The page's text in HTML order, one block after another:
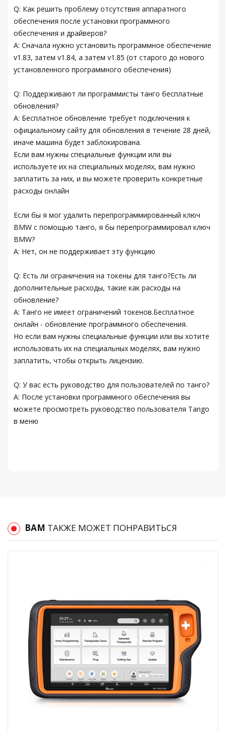
Q: Как решить проблему отсутствия аппаратного
обеспечения после установки программного
обеспечения и драйверов?
A: Сначала нужно установить программное обеспечение
v1.83, затем v1.84, а затем v1.85 (от старого до нового
установленного программного обеспечения)
Q: Поддерживают ли программисты танго бесплатные
обновления?
A: Бесплатное обновление требует подключения к
официальному сайту для обновления в течение 28 дней,
иначе машина будет заблокирована.
Если вам нужны специальные функции или вы
используете их на специальных моделях, вам нужно
заплатить за них, и вы можете проверить конкретные
расходы онлайн
Если бы я мог удалить перепрограммированный ключ
BMW с помощью танго, я бы перепрограммировал ключ
BMW?
А: Нет, он не поддерживает эту функцию
Q: Есть ли ограничения на токены для танго?Есть ли
дополнительные расходы, такие как расходы на
обновление?
A: Танго не имеет ограничений токенов.Бесплатное
онлайн - обновление программного обеспечения.
Но если вам нужны специальные функции или вы хотите
использовать их на специальных моделях, вам нужно
заплатить, чтобы открыть лицензию.
Q: У вас есть руководство для пользователей по танго?
A: После установки программного обеспечения вы
можете просмотреть руководство пользователя Tango
в меню
ВАМ ТАКЖЕ МОЖЕТ ПОНРАВИТЬСЯ